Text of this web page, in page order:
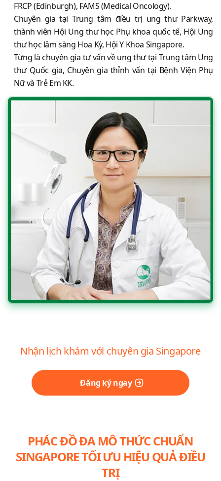
FRCP (Edinburgh), FAMS (Medical Oncology).
Chuyên gia tại Trung tâm điều trị ung thư Parkway,
thành viên Hội Ung thư học Phụ khoa quốc tế, Hội Ung
thư học lâm sàng Hoa Kỳ, Hội Y Khoa Singapore.
Từng là chuyên gia tư vấn về ung thư tại Trung tâm Ung
thư Quốc gia, Chuyên gia thỉnh vấn tại Bệnh Viện Phụ
Nữ và Trẻ Em KK.
Nhận lịch khám với chuyên gia Singapore
Đăng ký ngay
PHÁC ĐỒ ĐA MÔ THỨC CHUẨN
SINGAPORE TỐI ƯU HIỆU QUẢ ĐIỀU
TRỊ